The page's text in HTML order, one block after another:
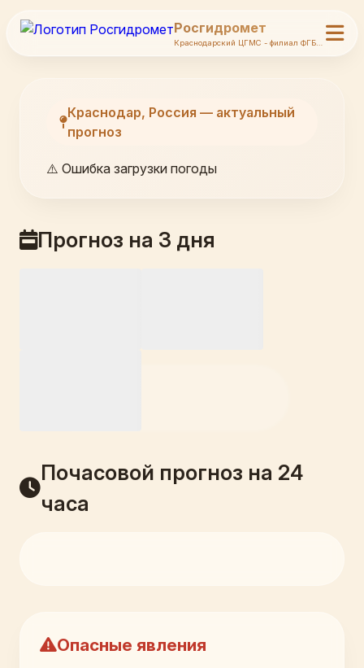
Росгидромет
Краснодар, Россия — актуальный
прогноз
⚠️ Ошибка загрузки погоды
Прогноз на 3 дня
Почасовой прогноз на 24
часа
Опасные явления